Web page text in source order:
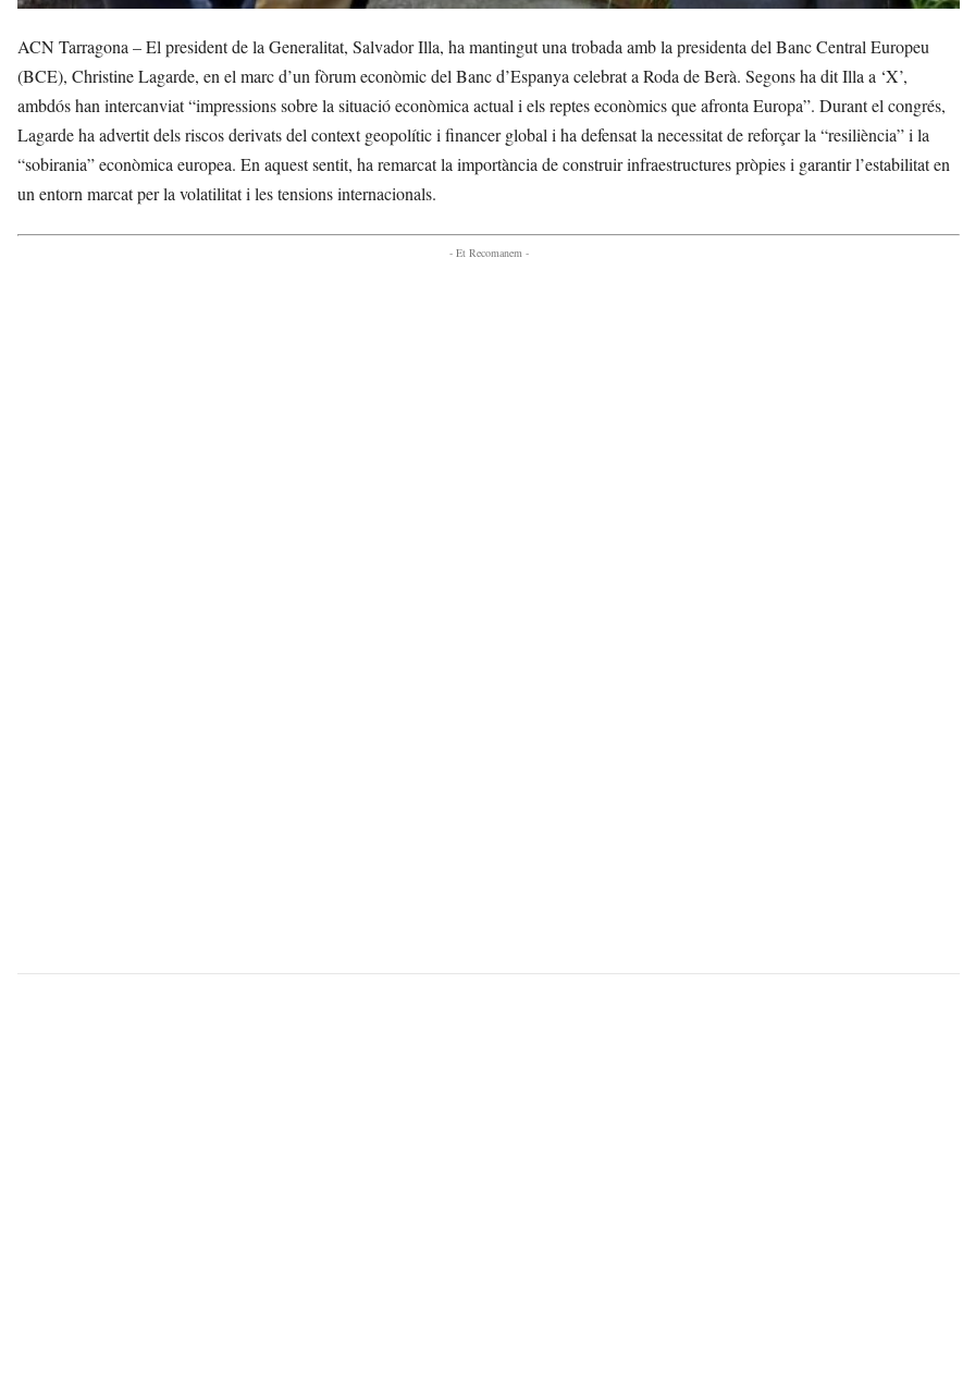
ACN Tarragona – El president de la Generalitat, Salvador Illa, ha mantingut una trobada amb la presidenta del Banc Central Europeu
(BCE), Christine Lagarde, en el marc d’un fòrum econòmic del Banc d’Espanya celebrat a Roda de Berà. Segons ha dit Illa a ‘X’,
ambdós han intercanviat “impressions sobre la situació econòmica actual i els reptes econòmics que afronta Europa”. Durant el congrés,
Lagarde ha advertit dels riscos derivats del context geopolític i financer global i ha defensat la necessitat de reforçar la “resiliència” i la
“sobirania” econòmica europea. En aquest sentit, ha remarcat la importància de construir infraestructures pròpies i garantir l’estabilitat en
un entorn marcat per la volatilitat i les tensions internacionals.
- Et Recomanem -